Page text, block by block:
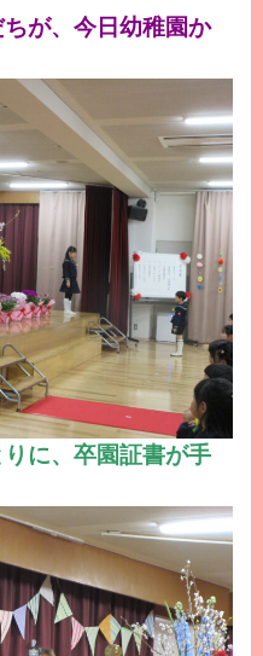
が、今日幼稚園か
に、卒園証書が手